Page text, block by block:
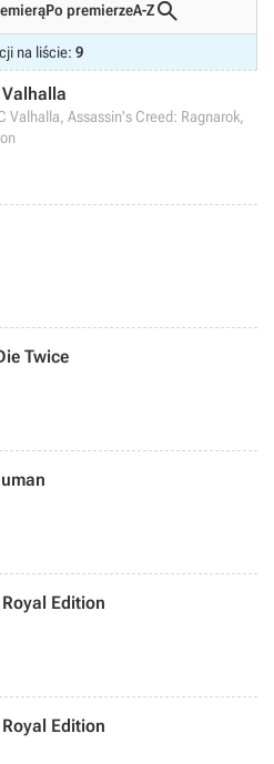
Po premierzeA-Z
na liście: 9
Valhalla, Assassin's Creed: Ragnarok,
Twice
Edition
Edition